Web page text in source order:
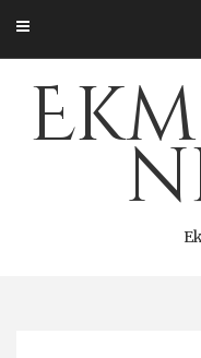
content